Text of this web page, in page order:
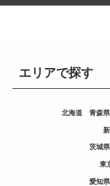
エリアで探す
北海道 青森県
茨城県
東
愛知県